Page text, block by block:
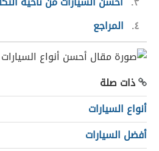
٤
المراجع
ذات صلة
أنواع السيارات
أفضل السيارات